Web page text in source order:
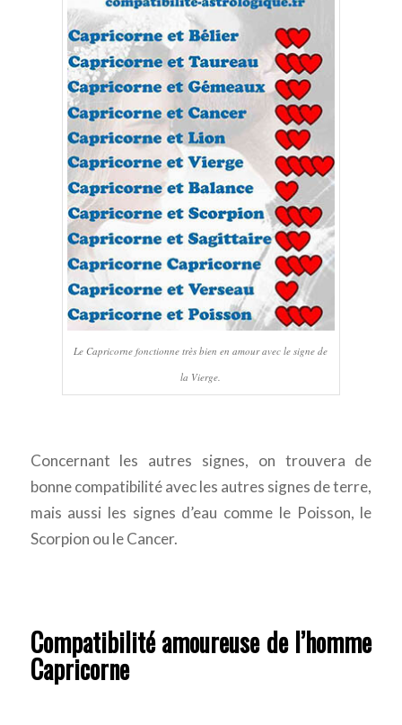
Le Capricorne fonctionne très bien en amour avec le signe de
la Vierge.
Concernant les autres signes, on trouvera de
bonne compatibilité avec les autres signes de terre,
mais aussi les signes d’eau comme le Poisson, le
Scorpion ou le Cancer.
Compatibilité amoureuse de l’homme
Capricorne